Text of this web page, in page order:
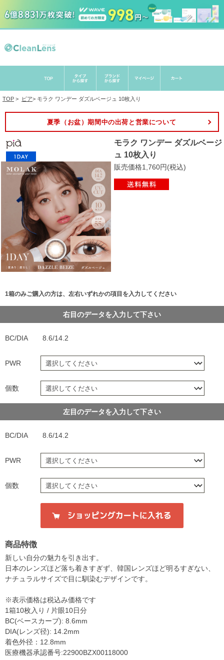
TOP > ピア> モラク ワンデー ダズルベージュ 10枚入り
夏季（お盆）期間中の出荷と営業について
モラク ワンデー ダズルベージ
ュ 10枚入り
販売価格1,760円(税込)
1箱のみご購入の方は、左右いずれかの項目を入力してください
右目のデータを入力して下さい
BC/DIA 8.6/14.2
PWR
個数
左目のデータを入力して下さい
BC/DIA 8.6/14.2
PWR
個数
商品特徴
新しい自分の魅力を引き出す。
日本のレンズほど落ち着きすぎず、韓国レンズほど明るすぎない、
ナチュラルサイズで目に馴染むデザインです。
※表示価格は税込み価格です
1箱10枚入り / 片眼10日分
BC(ベースカーブ): 8.6mm
DIA(レンズ径): 14.2mm
着色外径：12.8mm
医療機器承認番号:22900BZX00118000